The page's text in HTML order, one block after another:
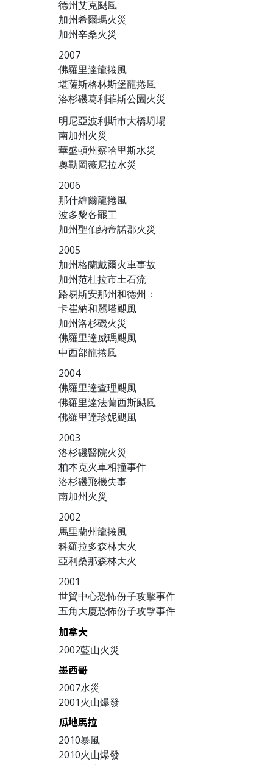
德州艾克颶風
加州希爾瑪火災
加州辛桑火災
2007
佛羅里達龍捲風
堪薩斯格林斯堡龍捲風
洛杉磯葛利菲斯公園火災
明尼亞波利斯市大橋坍塌
南加州火災
華盛頓州察哈里斯水災
奧勒岡薇尼拉水災
2006
那什維爾龍捲風
波多黎各罷工
加州聖伯納帝諾郡火災
2005
加州格蘭戴爾火車事故
加州范杜拉市土石流
路易斯安那州和德州：
卡崔納和麗塔颶風
加州洛杉磯火災
佛羅里達威瑪颶風
中西部龍捲風
2004
佛羅里達查理颶風
佛羅里達法蘭西斯颶風
佛羅里達珍妮颶風
2003
洛杉磯醫院火災
柏本克火車相撞事件
洛杉磯飛機失事
南加州火災
2002
馬里蘭州龍捲風
科羅拉多森林大火
亞利桑那森林大火
2001
世貿中心恐怖份子攻擊事件
五角大廈恐怖份子攻擊事件
加拿大
2002藍山火災
墨西哥
2007水災
2001火山爆發
瓜地馬拉
2010暴風
2010火山爆發